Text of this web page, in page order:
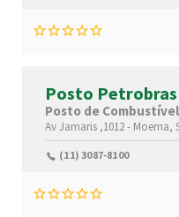
Posto Petrobras
Posto de Combustível
Av Jamaris ,1012 - Moema,
(11) 3087-8100